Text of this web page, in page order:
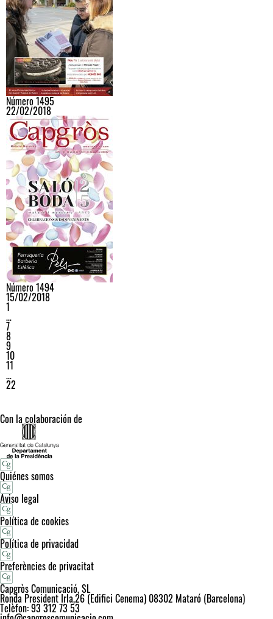
Número 1495
22/02/2018
Número 1494
15/02/2018
1
…
7
8
9
10
11
…
22
Con la colaboración de
Quiénes somos
Aviso legal
Política de cookies
Política de privacidad
Preferències de privacitat
Capgròs Comunicació, SL
Ronda President Irla,26 (Edifici Cenema) 08302 Mataró (Barcelona)
Telèfon: 93 312 73 53